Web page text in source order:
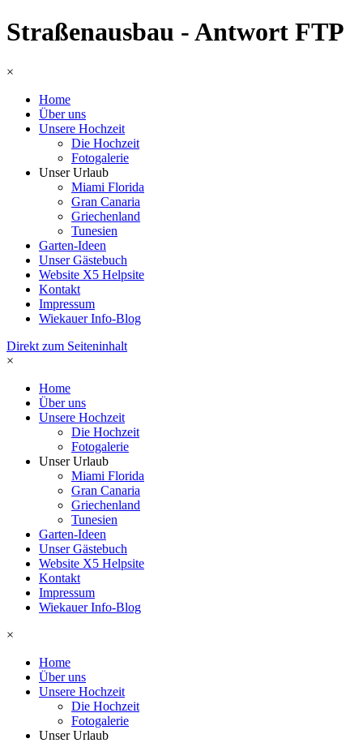
Straßenausbau - Antwort FTP
×
Home
Über uns
Unsere Hochzeit
Die Hochzeit
Fotogalerie
Unser Urlaub
Miami Florida
Gran Canaria
Griechenland
Tunesien
Garten-Ideen
Unser Gästebuch
Website X5 Helpsite
Kontakt
Impressum
Wiekauer Info-Blog
Direkt zum Seiteninhalt
×
Home
Über uns
Unsere Hochzeit
Die Hochzeit
Fotogalerie
Unser Urlaub
Miami Florida
Gran Canaria
Griechenland
Tunesien
Garten-Ideen
Unser Gästebuch
Website X5 Helpsite
Kontakt
Impressum
Wiekauer Info-Blog
×
Home
Über uns
Unsere Hochzeit
Die Hochzeit
Fotogalerie
Unser Urlaub